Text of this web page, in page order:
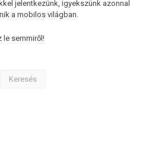
jelentkezünk, igyekszünk azonnal
a mobilos világban.
le semmiről!